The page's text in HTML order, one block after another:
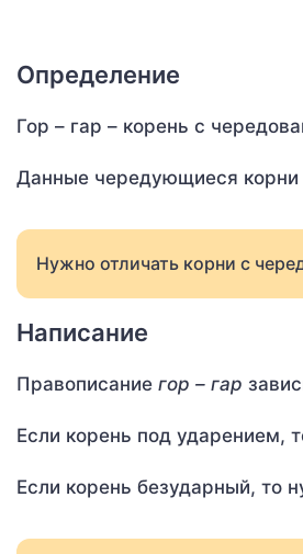
Определение
Гор – гар – корень с
Данные чередующиеся корни
Нужно отличать корни с
Написание
Правописание гор – гар
Если корень под ударением,
Если корень безударный, то